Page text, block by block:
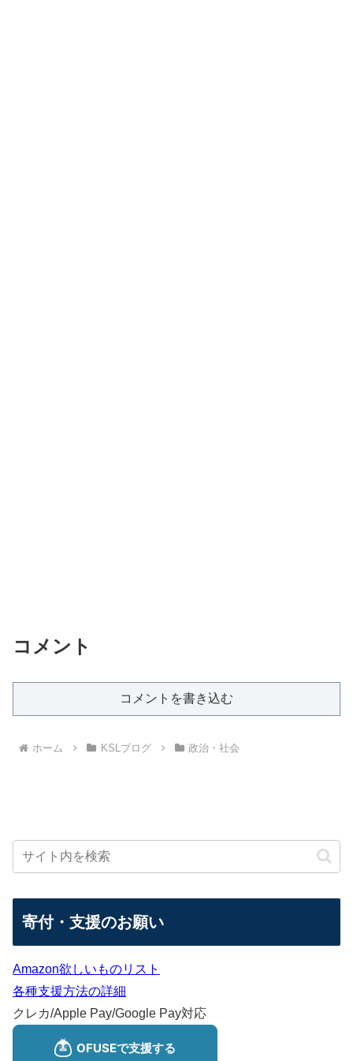
コメント
コメントを書き込む
ホーム KSLブログ 政治・社会
寄付・支援のお願い
Amazon欲しいものリスト
各種支援方法の詳細
クレカ/Apple Pay/Google Pay対応